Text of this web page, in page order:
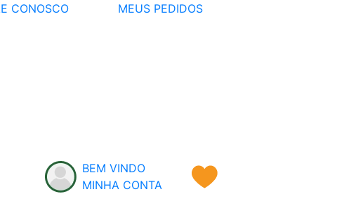
CONOSCO MEUS PEDIDOS
BEM VINDO
MINHA CONTA